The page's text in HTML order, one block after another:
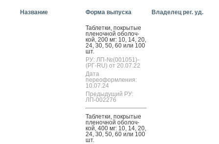
Название Форма выпуска Владелец рег. уд.
Таб­летки, пок­ры­тые
пле­ноч­ной обо­лоч­
кой, 200 мг: 10, 14, 20,
24, 30, 50, 60 или 100
шт.
РУ: ЛП-№(001051)-
(РГ-RU) от 20.07.22
Дата
переоформления:
10.07.24
Предыдущий РУ:
ЛП-002276
Таб­летки, пок­ры­тые
пле­ноч­ной обо­лоч­
кой, 400 мг: 10, 14, 20,
24, 30, 50, 60 или 100
шт.